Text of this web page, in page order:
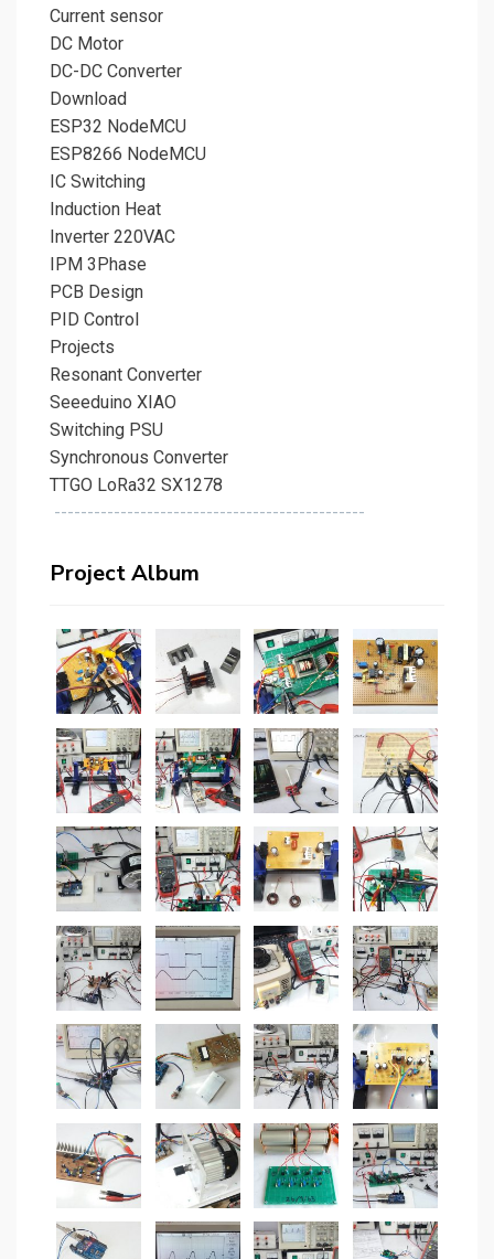
Current sensor
DC Motor
DC-DC Converter
Download
ESP32 NodeMCU
ESP8266 NodeMCU
IC Switching
Induction Heat
Inverter 220VAC
IPM 3Phase
PCB Design
PID Control
Projects
Resonant Converter
Seeeduino XIAO
Switching PSU
Synchronous Converter
TTGO LoRa32 SX1278
-----------------------------------------------
Project Album